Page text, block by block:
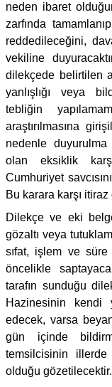
neden ibaret
zarfında
reddedileceğini,
vekiline
dilekçede belirtilen
yanlışlığı veya
tebliğin
araştırılmasına
nedenle duyurulma
olan eksiklik
Cumhuriyet
Bu karara karşı
Dilekçe ve eki
gözaltı veya
sıfat, işlem ve süre
öncelikle
tarafın sunduğu
Hazinesinin kendi
edecek, varsa
gün içinde
temsilcisinin illerde
olduğu gözetilecektir.